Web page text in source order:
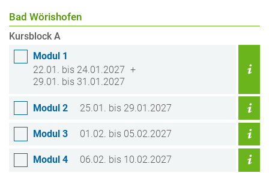
Bad Wörishofen
Kursblock A
Modul 1
22.01. bis 24.01.2027
29.01. bis 31.01.2027
Modul 2 25.01. bis 29.01.2027
Modul 3 01.02. bis 05.02.2027
Modul 4 06.02. bis 10.02.2027